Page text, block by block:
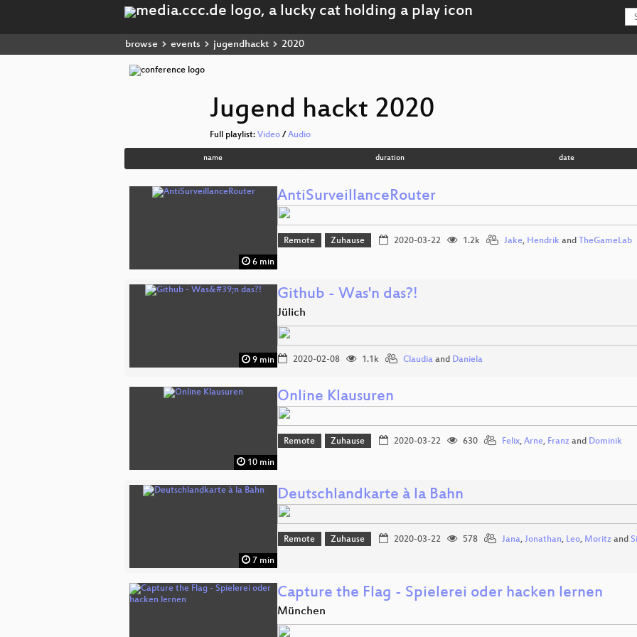
browse events jugendhackt 2020
Jugend hackt 2020
Full playlist: Video / Audio
name duration date
6 min
AntiSurveillanceRouter
Remote Zuhause 2020-03-22 1.2k Jake, Hendrikand TheGameLab
9 min
Github - Was'n das?!
Jülich
2020-02-08 1.1k Claudia and Daniela
10 min
Online Klausuren
Remote Zuhause 2020-03-22 630 Felix, Arne, Franzand Dominik
7 min
Deutschlandkarte à la Bahn
Remote Zuhause 2020-03-22 578 Jana, Jonathan, Leo, Moritzand
Capture the Flag - Spielerei oder hacken lernen
München